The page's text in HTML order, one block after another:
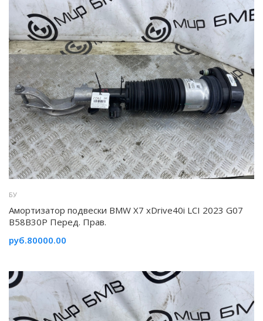
БУ
Амортизатор подвески BMW X7 xDrive40i LCI 2023 G07
B58B30P Перед. Прав.
руб.80000.00